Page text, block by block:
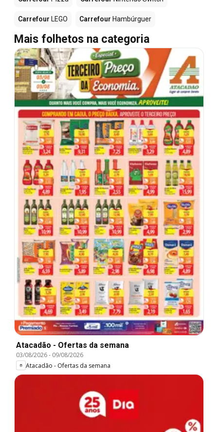
Carrefour LEGO Carrefour Hambúrguer
Mais folhetos na categoria
Atacadão - Ofertas da semana
03/08/2026- 09/08/2026
Atacadão - Ofertas da semana